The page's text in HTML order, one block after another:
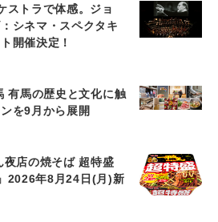
ストラで体感。ジョ
シネマ・スペクタキ
開催決定！
有馬の歴史と文化に触
を9月から展開
夜店の焼そば 超特盛
2026年8月24日(月)新